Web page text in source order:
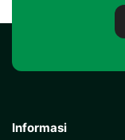
Informasi